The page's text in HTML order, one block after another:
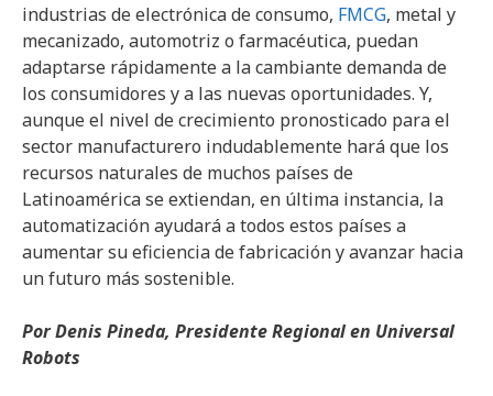
industrias de electrónica de consumo, FMCG, metal y
mecanizado, automotriz o farmacéutica, puedan
adaptarse rápidamente a la cambiante demanda de
los consumidores y a las nuevas oportunidades. Y,
aunque el nivel de crecimiento pronosticado para el
sector manufacturero indudablemente hará que los
recursos naturales de muchos países de
Latinoamérica se extiendan, en última instancia, la
automatización ayudará a todos estos países a
aumentar su eficiencia de fabricación y avanzar hacia
un futuro más sostenible.
Por Denis Pineda, Presidente Regional en Universal
Robots